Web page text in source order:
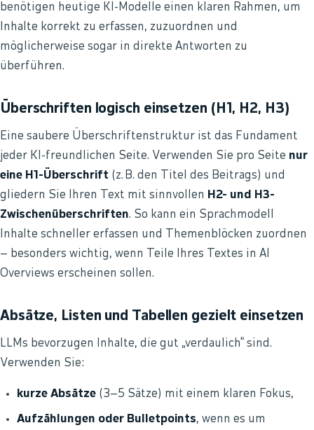
benötigen heutige KI-Modelle einen klaren Rahmen, um
Inhalte korrekt zu erfassen, zuzuordnen und
möglicherweise sogar in direkte Antworten zu
überführen.
Überschriften logisch einsetzen (H1, H2, H3)
Eine saubere Überschriftenstruktur ist das Fundament
jeder KI-freundlichen Seite. Verwenden Sie pro Seite nur
eine H1-Überschrift (z. B. den Titel des Beitrags) und
gliedern Sie Ihren Text mit sinnvollen H2- und H3-
Zwischenüberschriften. So kann ein Sprachmodell
Inhalte schneller erfassen und Themenblöcken zuordnen
– besonders wichtig, wenn Teile Ihres Textes in AI
Overviews erscheinen sollen.
Absätze, Listen und Tabellen gezielt einsetzen
LLMs bevorzugen Inhalte, die gut „verdaulich“ sind.
Verwenden Sie:
kurze Absätze (3–5 Sätze) mit einem klaren Fokus,
Aufzählungen oder Bulletpoints, wenn es um